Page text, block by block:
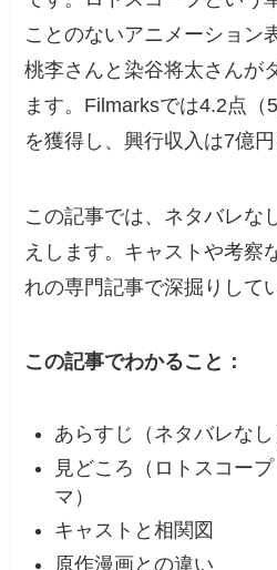
ことのないアニメーション
桃李さんと染谷将太さんが
ます。Filmarksでは4.2点（
を獲得し、興行収入は7億円
この記事では、ネタバレな
えします。キャストや考察
れの専門記事で深掘りして
この記事でわかること：
あらすじ（ネタバレな
見どころ（ロトスコー
マ）
キャストと相関図
原作漫画との違い